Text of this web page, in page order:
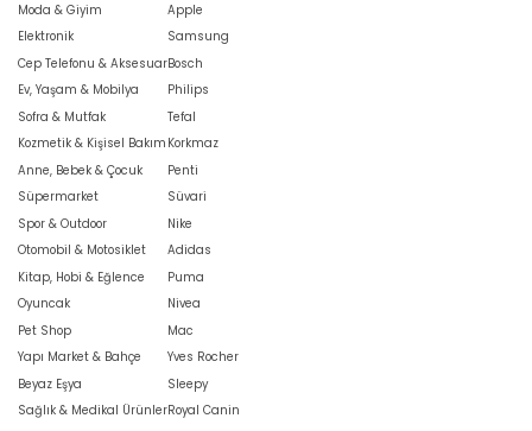
Moda & Giyim
Elektronik
Cep Telefonu & Aksesuar
Ev, Yaşam & Mobilya
Sofra & Mutfak
Kozmetik & Kişisel Bakım
Anne, Bebek & Çocuk
Süpermarket
Spor & Outdoor
Otomobil & Motosiklet
Kitap, Hobi & Eğlence
Oyuncak
Pet Shop
Yapı Market & Bahçe
Beyaz Eşya
Sağlık & Medikal Ürünler
Apple
Samsung
Bosch
Philips
Tefal
Korkmaz
Penti
Süvari
Nike
Adidas
Puma
Nivea
Mac
Yves Rocher
Sleepy
Royal Canin